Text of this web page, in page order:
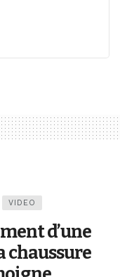
VIDEO
d’une
chaussure